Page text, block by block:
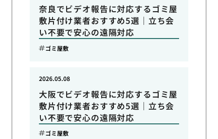
奈良でビデオ報告に対応するゴミ屋
敷片付け業者おすすめ5選｜立ち会
い不要で安心の遠隔対応
ゴミ屋敷
大阪でビデオ報告に対応するゴミ屋
敷片付け業者おすすめ5選｜立ち会
い不要で安心の遠隔対応
2026.05.08
ゴミ屋敷